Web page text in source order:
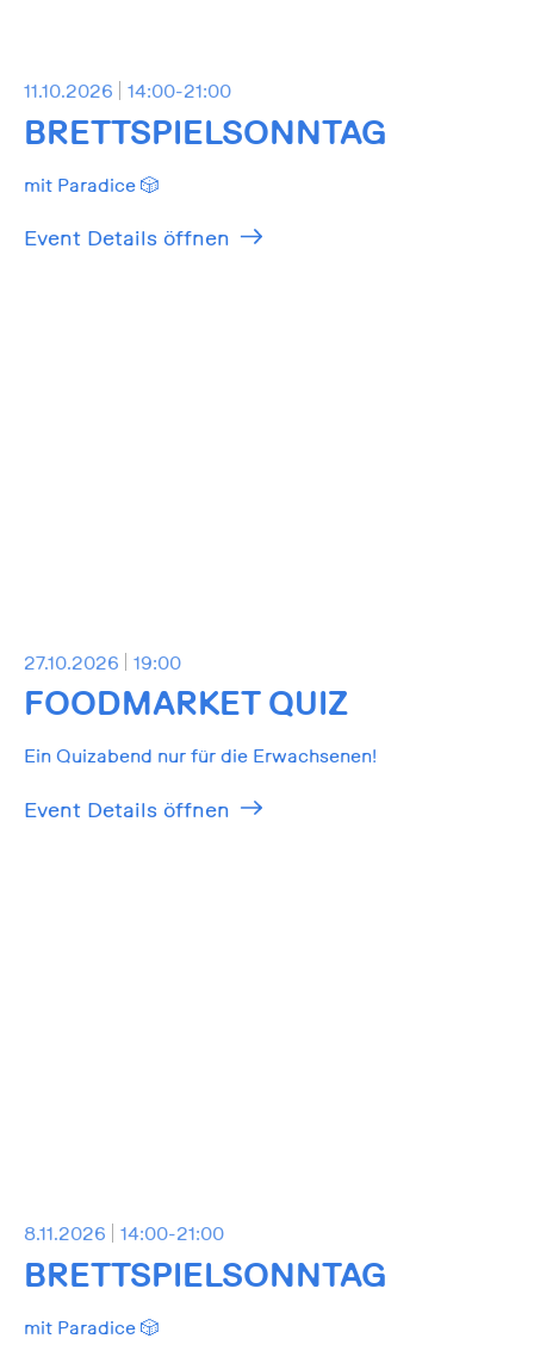
11.10.2026 14:00-21:00
BRETTSPIELSONNTAG
mit Paradice 🎲
Event Details öffnen
27.10.2026 19:00
FOODMARKET QUIZ
Ein Quizabend nur für die Erwachsenen!
Event Details öffnen
8.11.2026 14:00-21:00
BRETTSPIELSONNTAG
mit Paradice 🎲